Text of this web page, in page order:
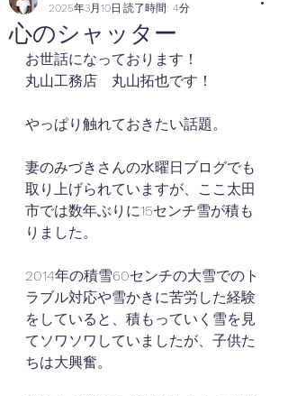
心のシャッター
2025年3月10日 読了時間: 4分
お世話になっております！
丸山工務店　丸山拓也です！
やっぱり触れておきたい話題。
妻のみづきさんの水曜日ブログでも
取り上げられていますが、ここ太田
市では数年ぶりに15センチ雪が積も
りました。
2014年の積雪60センチの大雪でのト
ラブル対応や雪かきに苦労した経験
をしていると、積もっていく雪を見
てソワソワしていましたが、子供た
ちは大興奮。